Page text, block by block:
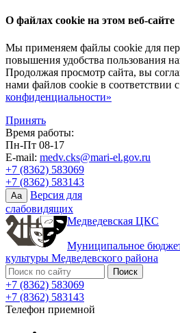
О файлах cookie на этом веб-сайте
Мы применяем файлы cookie для
повышения удобства пользования
Продолжая просмотр сайта, вы
нами файлов cookie в соответствии с
конфиденциальности»
Принять
Время работы:
Пн-Пт 08-17
E-mail: medv.cks@mari-el.gov.ru
+7 (8362) 583069
+7 (8362) 583143
Aa
Версия для
слабовидящих
Медведевская ЦКС
Муниципальное
культуры Медведевского района
+7 (8362) 583069
+7 (8362) 583143
Телефон приемной